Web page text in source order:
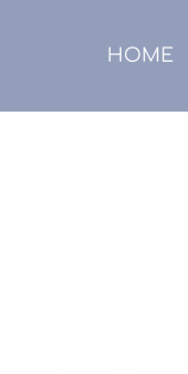
HOME